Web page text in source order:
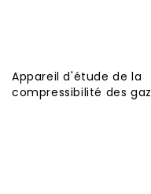
Appareil d'étude de la
compressibilité des gaz